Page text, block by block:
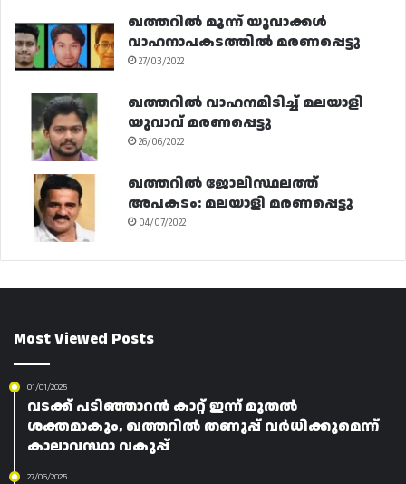
ഖത്തറിൽ മൂന്ന് യുവാക്കൾ
വാഹനാപകടത്തിൽ മരണപ്പെട്ടു
27/03/2022
ഖത്തറിൽ വാഹനമിടിച്ച് മലയാളി
യുവാവ് മരണപ്പെട്ടു
26/06/2022
ഖത്തറിൽ ജോലിസ്ഥലത്ത്
അപകടം: മലയാളി മരണപ്പെട്ടു
04/07/2022
Most Viewed Posts
01/01/2025
വടക്ക് പടിഞ്ഞാറൻ കാറ്റ് ഇന്ന് മുതൽ
ശക്തമാകും, ഖത്തറിൽ തണുപ്പ് വർധിക്കുമെന്ന്
കാലാവസ്ഥാ വകുപ്പ്
27/06/2025